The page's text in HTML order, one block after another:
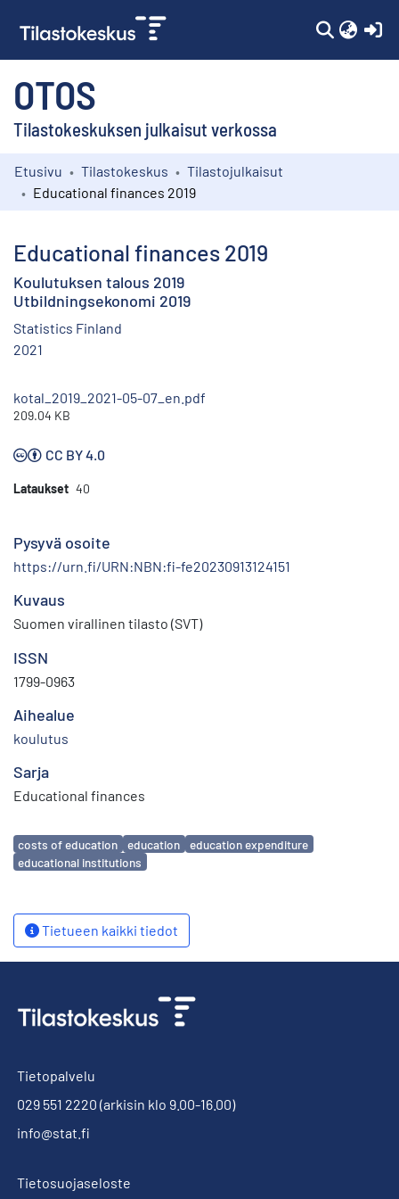
OTOS
Tilastokeskuksen julkaisut verkossa
Kokoelmat
Etusivu Tilastokeskus
Tilastojulkaisut
Educational finances 2019
Educational finances 2019
Koulutuksen talous 2019
Utbildningsekonomi 2019
Statistics Finland
2021
kotal_2019_2021-05-07_en.pdf
209.04 KB
CC BY 4.0
Lataukset 40
Pysyvä osoite
https://urn.fi/URN:NBN:fi-fe20230913124151
Kuvaus
Suomen virallinen tilasto (SVT)
ISSN
1799-0963
Aihealue
koulutus
Sarja
Educational finances
Avainsanat
costs of education education
education expenditure
educational institutions
Tietueen kaikki tiedot
Tietopalvelu
029 551 2220 (arkisin klo 9.00-16.00)
info@stat.fi
Tietosuojaseloste